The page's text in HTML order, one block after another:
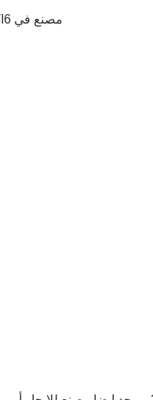
مصنع في 6اكتوبر منطقة 300 #للايجار